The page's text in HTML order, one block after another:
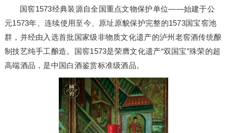
国窖1573经典装源自全国重点文物保护单位——始建于公
元1573年、连续使用至今、原址原貌保护完整的1573国宝窖池
群，并经由入选首批国家级非物质文化遗产的泸州老窖酒传统酿
制技艺纯手工酿造。国窖1573是荣膺文化遗产“双国宝”殊荣的超
高端酒品，是中国白酒鉴赏标准级酒品。